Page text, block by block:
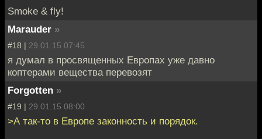
Smoke & fly!
Marauder »
#18 | 29.01.15 07:45
я думал в просвященных Европах уже давно
коптерами вещества перевозят
Forgotten »
#19 | 29.01.15 08:00
>А так-то в Европе законность и порядок.